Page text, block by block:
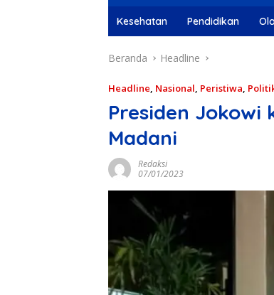
Kesehatan Pendidikan
Beranda Headline
Headline, Nasional, Peristiwa,
Presiden Jokowi
Madani
Redaksi
07/01/2023